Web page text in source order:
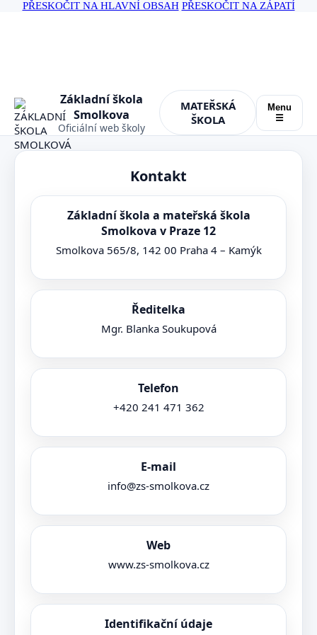
PŘESKOČIT NA HLAVNÍ OBSAH PŘESKOČIT NA ZÁPATÍ
Základní škola
Smolkova
Oficiální web školy
MATEŘSKÁ
ŠKOLA
Menu
☰
Kontakt
Základní škola a mateřská škola
Smolkova v Praze 12
Smolkova 565/8, 142 00 Praha 4 – Kamýk
Ředitelka
Mgr. Blanka Soukupová
Telefon
+420 241 471 362
E-mail
info@zs-smolkova.cz
Web
www.zs-smolkova.cz
Identifikační údaje